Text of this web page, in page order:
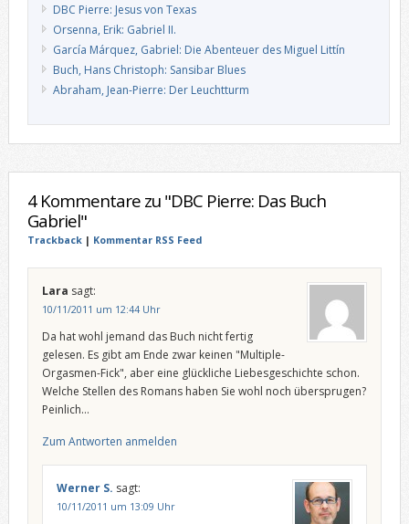
DBC Pierre: Jesus von Texas
Orsenna, Erik: Gabriel II.
García Márquez, Gabriel: Die Abenteuer des Miguel Littín
Buch, Hans Christoph: Sansibar Blues
Abraham, Jean-Pierre: Der Leuchtturm
4 Kommentare zu "DBC Pierre: Das Buch
Gabriel"
Trackback| Kommentar RSS Feed
Lara sagt:
10/11/2011 um 12:44 Uhr
Da hat wohl jemand das Buch nicht fertig
gelesen. Es gibt am Ende zwar keinen "Multiple-
Orgasmen-Fick", aber eine glückliche Liebesgeschichte schon.
Welche Stellen des Romans haben Sie wohl noch übersprugen?
Peinlich…
Zum Antworten anmelden
Werner S. sagt:
10/11/2011 um 13:09 Uhr